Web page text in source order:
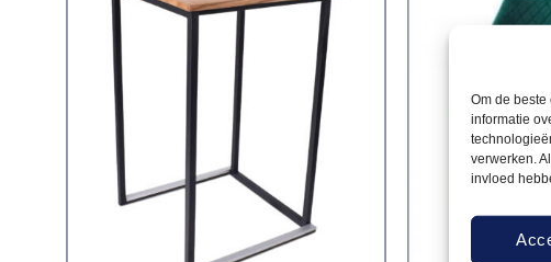
Om de
informatie
verwerken.
invloed